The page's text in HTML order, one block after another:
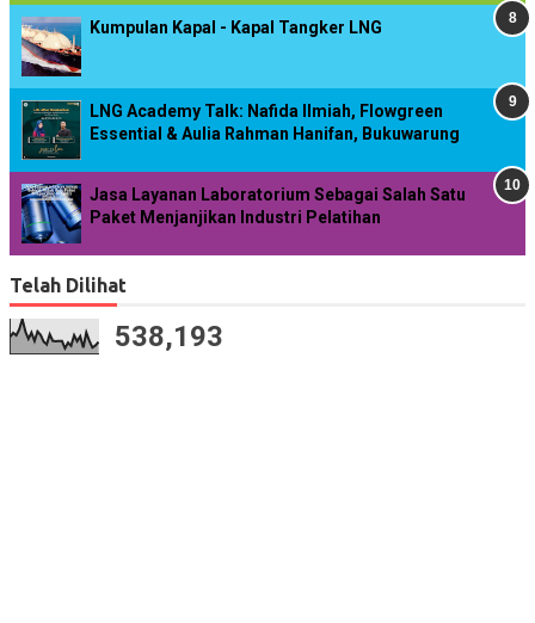
Kumpulan Kapal - Kapal Tangker LNG
LNG Academy Talk: Nafida Ilmiah, Flowgreen
Essential & Aulia Rahman Hanifan, Bukuwarung
Jasa Layanan Laboratorium Sebagai Salah Satu
Paket Menjanjikan Industri Pelatihan
Telah Dilihat
538,193